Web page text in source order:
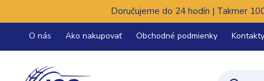
Doručujeme do 24 hodín | Takmer
O nás Ako nakupovať Obchodné podmienky Kontakty